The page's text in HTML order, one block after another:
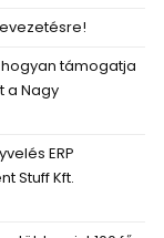
támogatja
a Nagy
ERP
Stuff Kft.